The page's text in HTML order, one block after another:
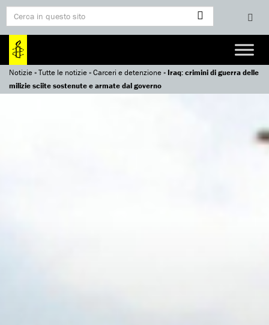
Notizie»Tutte le notizie»Carceri e detenzione»Iraq: crimini di guerra delle
milizie sciite sostenute e armate dal governo